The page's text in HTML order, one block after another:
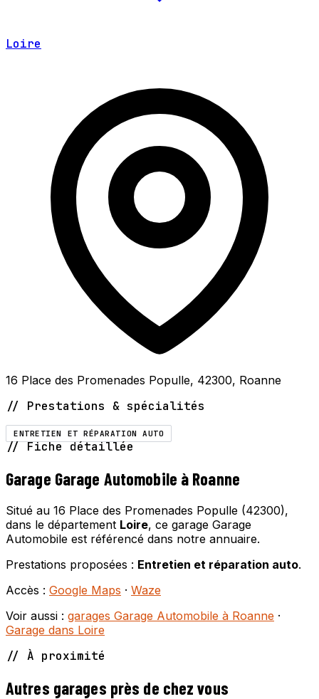
Loire
16 Place des Promenades Populle, 42300, Roanne
// Prestations & spécialités
ENTRETIEN ET RÉPARATION AUTO
// Fiche détaillée
Garage Garage Automobile à Roanne
Situé au 16 Place des Promenades Populle (42300),
dans le département Loire, ce garage Garage
Automobile est référencé dans notre annuaire.
Prestations proposées : Entretien et réparation auto.
Accès : Google Maps · Waze
Voir aussi : garages Garage Automobile à Roanne ·
Garage dans Loire
// À proximité
Autres garages près de chez vous